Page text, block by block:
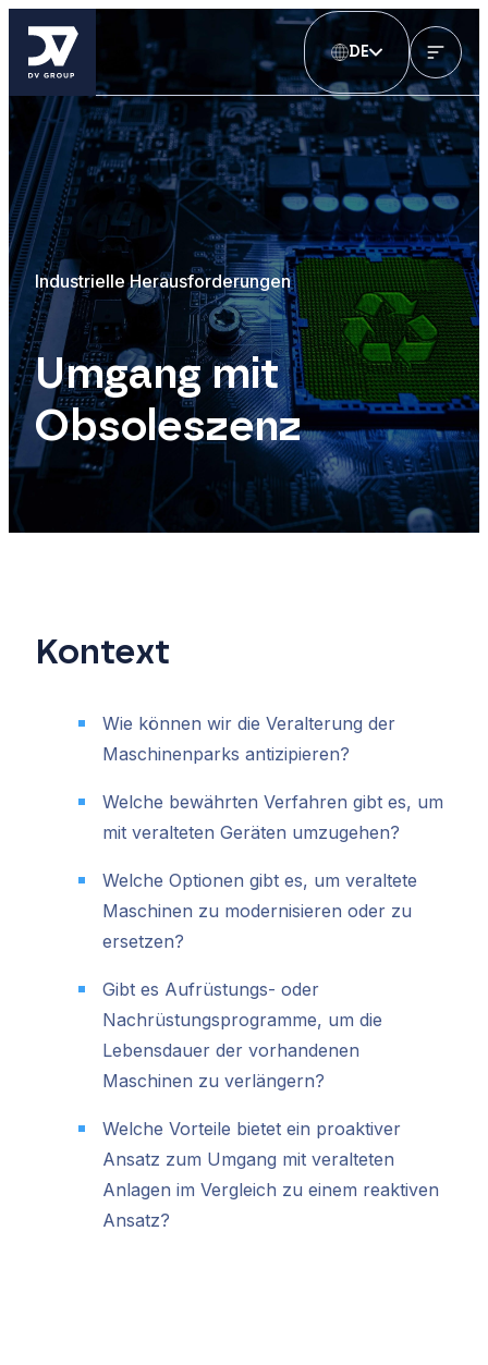
DE
Industrielle Herausforderungen
Umgang mit
Obsoleszenz
Kontext
Wie können wir die Veralterung der
Maschinenparks antizipieren?
Welche bewährten Verfahren gibt es, um
mit veralteten Geräten umzugehen?
Welche Optionen gibt es, um veraltete
Maschinen zu modernisieren oder zu
ersetzen?
Gibt es Aufrüstungs- oder
Nachrüstungsprogramme, um die
Lebensdauer der vorhandenen
Maschinen zu verlängern?
Welche Vorteile bietet ein proaktiver
Ansatz zum Umgang mit veralteten
Anlagen im Vergleich zu einem reaktiven
Ansatz?